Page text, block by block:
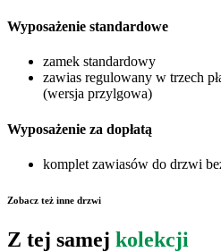
Wyposażenie standardowe
zamek standardowy
zawias regulowany w trzech
(wersja przylgowa)
Wyposażenie za dopłatą
komplet zawiasów do drzwi
Zobacz też inne drzwi
Z tej samej kolekcji